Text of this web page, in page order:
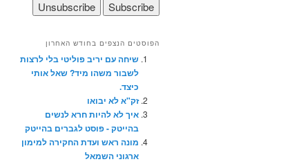
הפוסטים הנצפים בחודש האחרון
שיחה עם יריב פוליטי בלי לרצות
לשבור משהו מיד? שאל אותי
כיצד.
זק"א לא יבואו
איך לא להיות חרא לנשים
בהייטק - פוסט לגברים בהייטק
מונה ראש ועדת החקירה למימון
ארגוני השמאל